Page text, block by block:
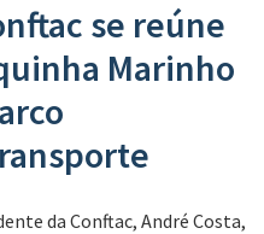
se reúne
Marinho
da Conftac, André Costa,